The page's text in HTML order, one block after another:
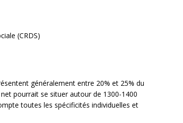
(CRDS)
généralement entre 20% et 25% du
pourrait se situer autour de 1300-1400
toutes les spécificités individuelles et